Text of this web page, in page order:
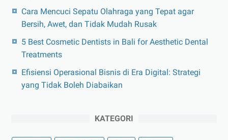
Cara Mencuci Sepatu Olahraga yang Tepat agar
Bersih, Awet, dan Tidak Mudah Rusak
5 Best Cosmetic Dentists in Bali for Aesthetic Dental
Treatments
Efisiensi Operasional Bisnis di Era Digital: Strategi
yang Tidak Boleh Diabaikan
KATEGORI